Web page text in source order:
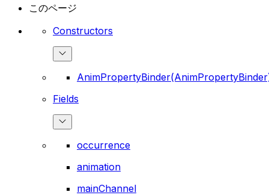
このページ
Constructors
Fields
occurrence
animation
mainChannel